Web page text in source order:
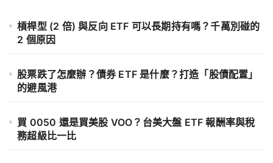
槓桿型 (2 倍) 與反向 ETF 可以長期持有嗎？千萬別碰的
2 個原因
股票跌了怎麼辦？債券 ETF 是什麼？打造「股債配置」
的避風港
買 0050 還是買美股 VOO？台美大盤 ETF 報酬率與稅
務超級比一比